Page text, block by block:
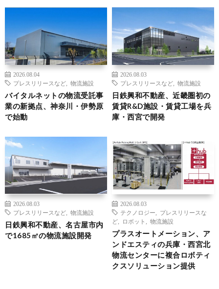
2026.08.04
プレスリリースなど
物流施設
バイタルネットの物流受託事
業の新拠点、神奈川・伊勢原
で始動
2026.08.03
プレスリリースなど
物流施設
日鉄興和不動産、近畿圏初の
賃貸R&D施設・賃貸工場を兵
庫・西宮で開発
2026.08.03
プレスリリースなど
物流施設
日鉄興和不動産、名古屋市内
で1685㎡の物流施設開発
2026.08.03
テクノロジー
プレスリリースな
ど
ロボット 物流施設
プラスオートメーション、ア
ンドエスティの兵庫・西宮北
物流センターに複合ロボティ
クスソリューション提供